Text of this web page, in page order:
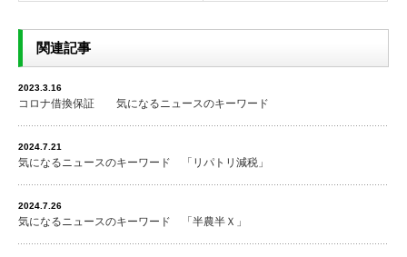
関連記事
2023.3.16
コロナ借換保証 気になるニュースのキーワード
2024.7.21
気になるニュースのキーワード 「リパトリ減税」
2024.7.26
気になるニュースのキーワード 「半農半Ｘ」